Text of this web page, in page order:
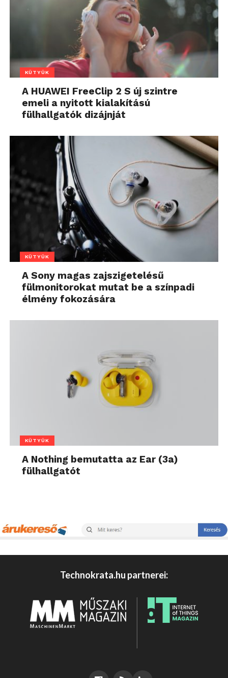
KÜTYÜK
A HUAWEI FreeClip 2 S új szintre
emeli a nyitott kialakítású
fülhallgatók dizájnját
KÜTYÜK
A Sony magas zajszigetelésű
fülmonitorokat mutat be a színpadi
élmény fokozására
KÜTYÜK
A Nothing bemutatta az Ear (3a)
fülhallgatót
Technokrata.hu partnerei: